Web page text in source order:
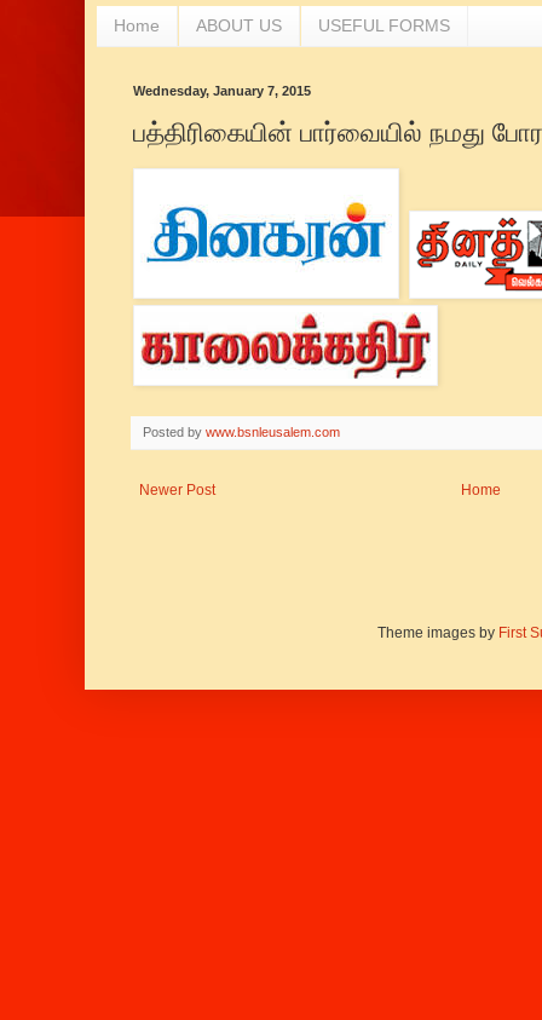
Home ABOUT US USEFUL FORMS
Wednesday, January 7, 2015
பத்திரிகையின் பார்வையில் நமது
Posted by www.bsnleusalem.com
Newer Post Home
Theme images by First